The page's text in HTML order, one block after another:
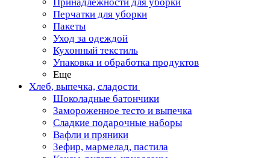
Перчатки для уборки
Пакеты
Уход за одеждой
Кухонный текстиль
Упаковка и обработка продуктов
Еще
Хлеб, выпечка, сладости
Шоколадные батончики
Замороженное тесто и выпечка
Сладкие подарочные наборы
Вафли и пряники
Зефир, мармелад, пастила